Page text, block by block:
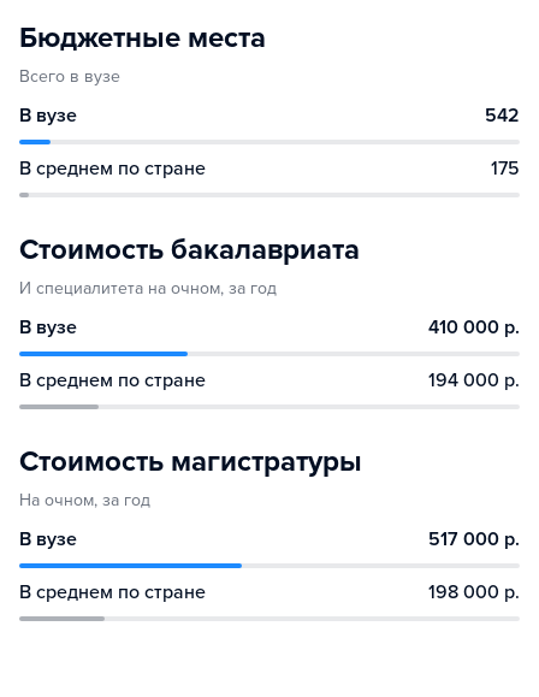
Бюджетные места
Всего в вузе
В вузе 542
В среднем по стране 175
Стоимость бакалавриата
И специалитета на очном, за год
В вузе 410 000 р.
В среднем по стране 194 000 р.
Стоимость магистратуры
На очном, за год
В вузе 517 000 р.
В среднем по стране 198 000 р.